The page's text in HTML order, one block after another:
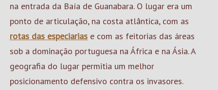
na entrada da Baía de Guanabara. O lugar era um
ponto de articulação, na costa atlântica, com as
rotas das especiarias e com as feitorias das áreas
sob a dominação portuguesa na África e na Ásia. A
geografia do lugar permitia um melhor
posicionamento defensivo contra os invasores.